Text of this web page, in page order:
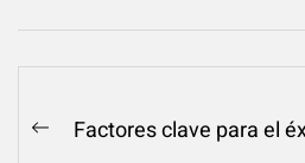
Navegación
PreviousFactores clave para el